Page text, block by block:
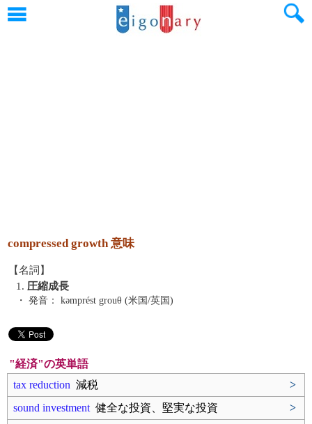
compressed growth 意味
【名詞】
1. 圧縮成長
・ 発音： kəmprést grouθ (米国/英国)
"経済"の英単語
tax reduction 減税
>
sound investment 健全な投資、堅実な投資
>